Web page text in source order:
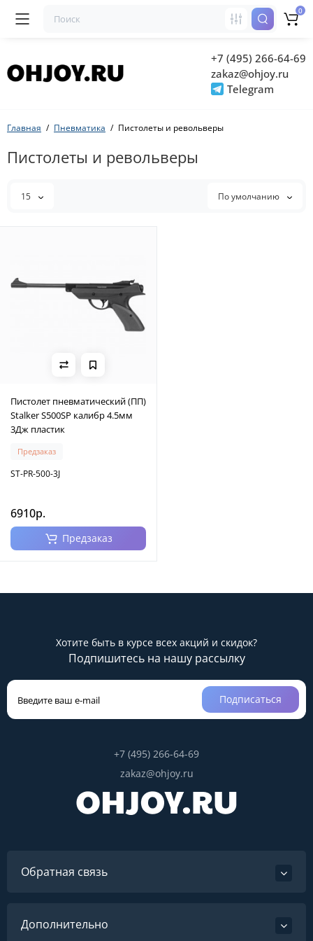
+7 (495) 266-64-69
zakaz@ohjoy.ru
Telegram
0
Главная Пневматика Пистолеты и револьверы
Пистолеты и револьверы
15 По умолчанию
Пистолет пневматический (ПП)
Stalker S500SP калибр 4.5мм
3Дж пластик
Предзаказ
ST-PR-500-3J
6910р.
Предзаказ
Хотите быть в курсе всех акций и скидок?
Подпишитесь на нашу рассылку
Подписаться
+7 (495) 266-64-69
zakaz@ohjoy.ru
Обратная связь
Дополнительно